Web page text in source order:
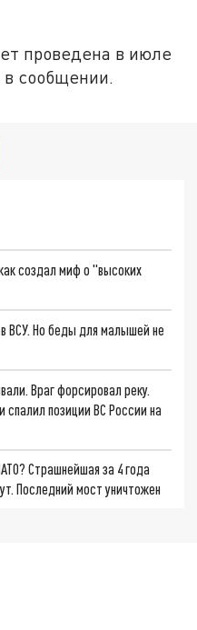
проведена в июле
в сообщении.
создал миф о "высоких
ВСУ. Но беды для малышей не
Враг форсировал реку.
спалил позиции ВС России на
Страшнейшая за 4 года
Последний мост уничтожен